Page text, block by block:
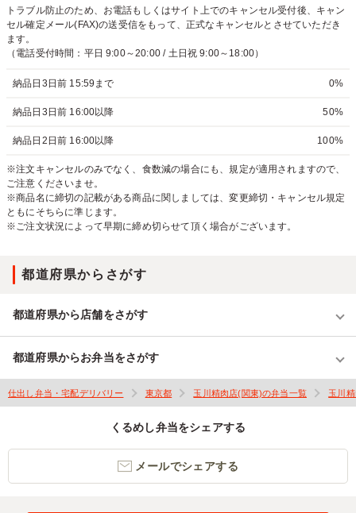
トラブル防止のため、お電話もしくはサイト上でのキャンセル受付後、キャン
セル確定メール(FAX)の送受信をもって、正式なキャンセルとさせていただき
ます。
（電話受付時間：平日 9:00～20:00 / 土日祝 9:00～18:00）
納品日3日前 15:59まで 0%
納品日3日前 16:00以降 50%
納品日2日前 16:00以降 100%
※注文キャンセルのみでなく、食数減の場合にも、規定が適用されますので、
ご注意くださいませ。
※商品名に締切の記載がある商品に関しましては、変更締切・キャンセル規定
ともにそちらに準じます。
※ご注文状況によって早期に締め切らせて頂く場合がございます。
都道府県からさがす
都道府県から店舗をさがす
都道府県からお弁当をさがす
仕出し弁当・宅配デリバリー 東京都 玉川精肉店(関東)の弁当一覧 玉川
くるめし弁当をシェアする
メールでシェアする